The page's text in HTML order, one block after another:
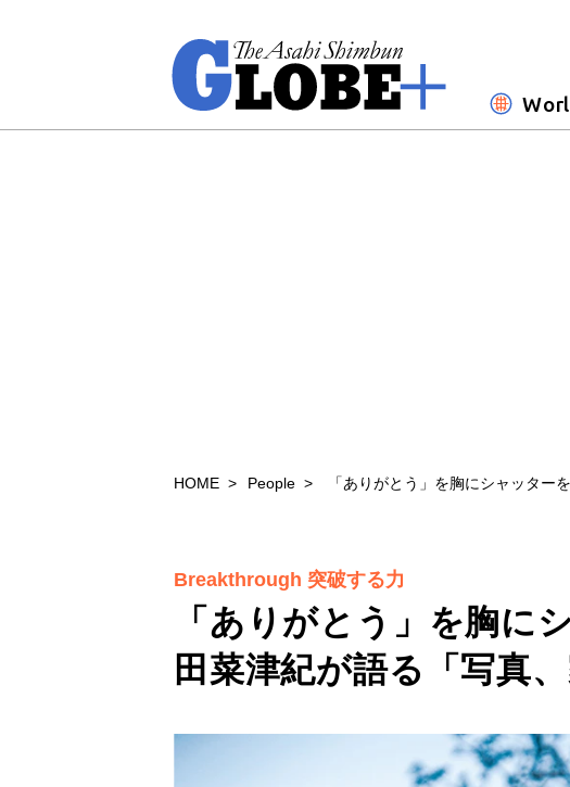
HOME People 「ありがとう」を胸にシャッター
「ありがとう」を胸
田菜津紀が語る「写真、
Breakthrough 突破する力